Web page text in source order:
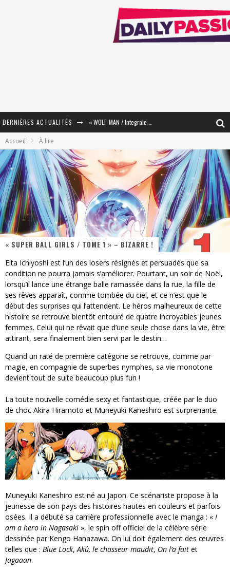
DERNIÈRES ACTUALITÉS
« Mon Village Révolté » - Combattre un Projet !
« Le Béton et le Bambou / Propositions pour Mayotte et le Monde. » - Améliorations !
Star Fox
« MOFUSAND / Parler Japonais » – Des Expressions Pratiques !
« Dr Wertham / L’homme qui étudia les tueurs en série » - Un Métier à Risque !
Assassin's Creed Black Flag Resynced
« Le Vent dand les Saules » - Une Belle Histoire !
« Damn Them All » - Un duo de Choc !
Accueil À lire
« SUPER BALL GIRLS / TOME 1 » – BIZARRE !
Eita Ichiyoshi est l’un des losers résignés et persuadés que sa
condition ne pourra jamais s’améliorer. Pourtant, un soir de Noël,
lorsqu’il lance une étrange balle ramassée dans la rue, la fille de
ses rêves apparaît, comme tombée du ciel, et ce n’est que le
début des surprises qui l’attendent. Le héros malheureux de cette
histoire se retrouve bientôt entouré de quatre incroyables jeunes
femmes. Celui qui ne rêvait que d’une seule chose dans la vie, être
attirant, sera finalement bien servi par le destin…
Quand un raté de première catégorie se retrouve, comme par
magie, en compagnie de superbes nymphes, sa vie monotone
devient tout de suite beaucoup plus fun !
La toute nouvelle comédie sexy et fantastique, créée par le duo
de choc Akira Hiramoto et Muneyuki Kaneshiro est surprenante.
Muneyuki Kaneshiro est né au Japon. Ce scénariste propose à la
jeunesse de son pays des histoires hautes en couleurs et parfois
osées. Il a débuté sa carrière professionnelle avec le manga : « I
am a hero in Nagasaki », le spin off officiel de la célèbre série
dessinée par Kengo Hanazawa. On lui doit également des œuvres
telles que : Blue Lock,Akû, le chasseur maudit, On l’a fait et
Jagaaan.